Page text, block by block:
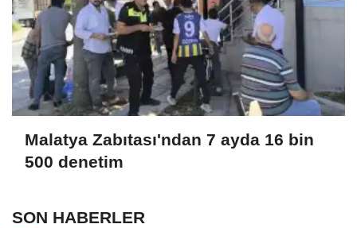
Malatya Zabıtası'ndan 7 ayda 16 bin
500 denetim
SON HABERLER